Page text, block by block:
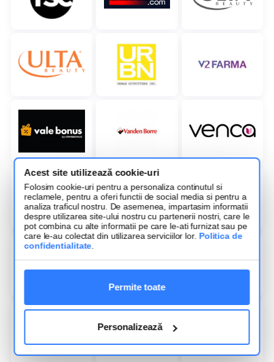
Acest site utilizează cookie-uri
Folosim cookie-uri pentru a personaliza continutul si
reclamele, pentru a oferi functii de social media si pentru a
analiza traficul nostru. De asemenea, impartasim informatii
despre utilizarea site-ului nostru cu partenerii nostri, care le
pot combina cu alte informatii pe care le-ati furnizat sau pe
care le-au colectat din utilizarea serviciilor lor. Politica de
confidentialitate
Permite toate
Personalizează